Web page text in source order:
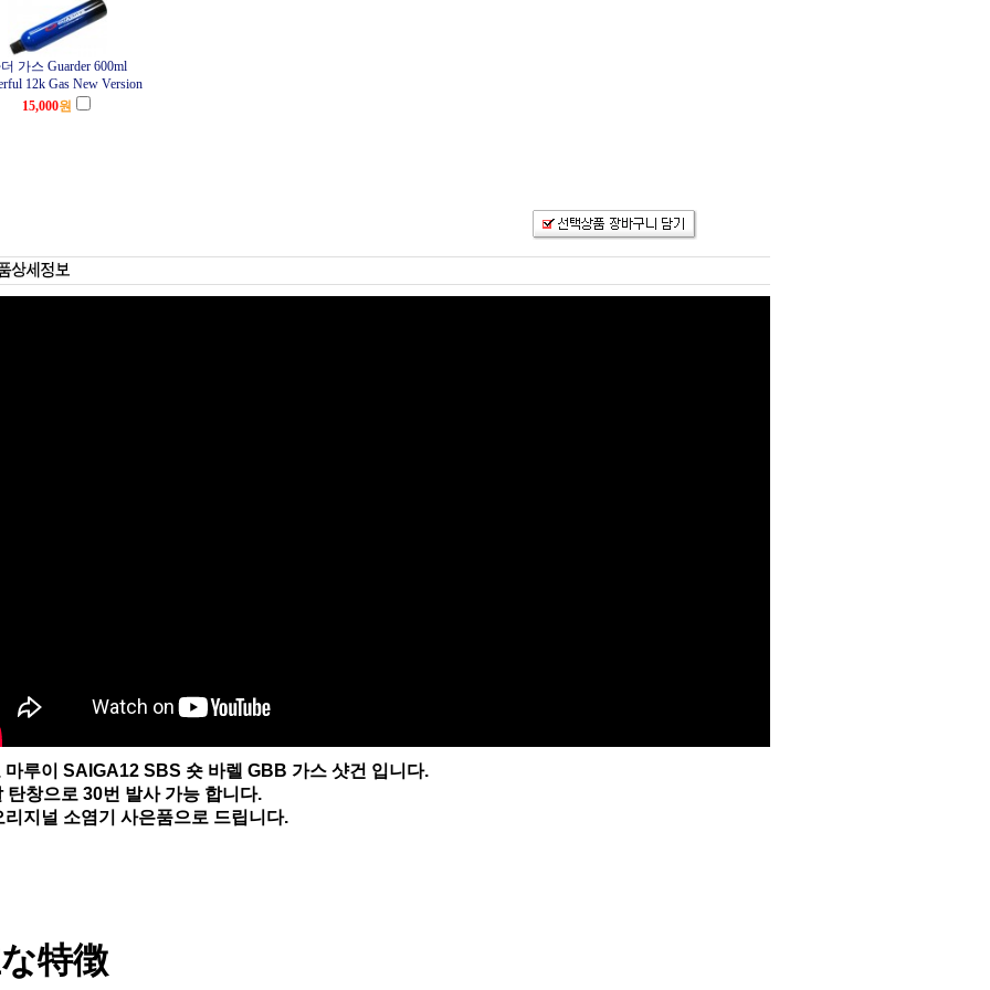
가스 Guarder 600ml
12k Gas New Version
15,000원
마루이 SAIGA12 SBS 숏 바렐 GBB 가스 샷건 입니다.
탄창으로 30번 발사 가능 합니다.
리지널 소염기 사은품으로 드립니다.
特徴